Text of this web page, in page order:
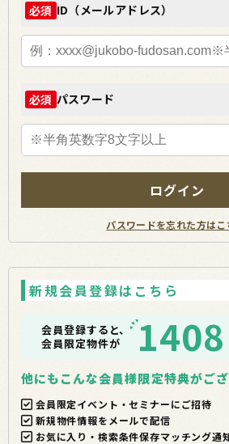
必須 ID（メールアドレス）
必須 パスワード
ログイン
パスワードを忘れた方は
新規会員登録はこちら
会員登録すると、
会員限定物件が
1408
他にもこんな会員様限定特典がござ
会員限定イベント・セミナーにご招待
新規物件情報をメールで配信
お気に入り・検索条件保存マッチング通